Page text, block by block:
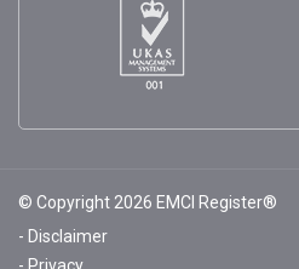
© Copyright 2026 EMCI Register®
Disclaimer